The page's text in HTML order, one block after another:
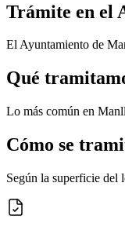
Trámite en el
El Ayuntamiento de
Qué
Lo más común en
Cómo se
Según la superficie del